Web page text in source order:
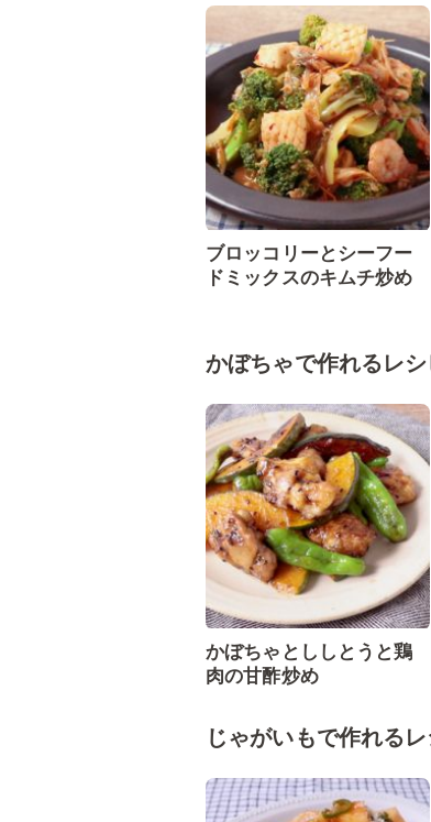
ブロッコリーとシーフー
ドミックスのキムチ炒め
かぼちゃで作れるレ
かぼちゃとししとうと鶏
肉の甘酢炒め
じゃがいもで作れる